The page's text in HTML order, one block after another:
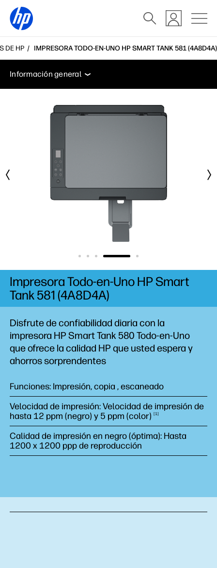
DE HP IMPRESORA TODO-EN-UNO HP SMART TANK 581 (4A8D4A)
Información general Características
Información general
Características
Disfrute de confiabilidad diaria con la
impresora HP Smart Tank 580 Todo-en-Uno
que ofrece la calidad HP que usted espera y
ahorrossorprendentes
Funciones: Impresión, copia , escaneado
Velocidad de impresión: Velocidad de impresión de
hasta 12 ppm (negro) y 5 ppm (color) 1
Calidad de impresión en negro (óptima): Hasta
1200 x 1200 ppp de reproducción
Impresora Todo-en-Uno HP Smart
Tank 581 (4A8D4A)